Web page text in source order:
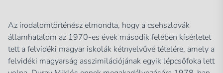
Az irodalomtörténész elmondta, hogy a csehszlovák
államhatalom az 1970-es évek második felében kísérletet
tett a felvidéki magyar iskolák kétnyelvűvé tételére, amely a
felvidéki magyarság asszimilációjának egyik lépcsőfoka lett